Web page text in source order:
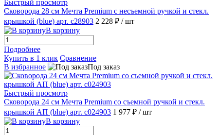
Быстрый просмотр
Сковорода 28 см Мечта Premium с несъемной ручкой и стекл.
крышкой (blue) арт. с28903 2 228 ₽ / шт
В корзину
Подробнее
Купить в 1 клик Сравнение
В избранное
Под заказ
Быстрый просмотр
Сковорода 24 см Мечта Premium со съемной ручкой и стекл.
крышкой АП (blue) арт. с024903 1 977 ₽ / шт
В корзину